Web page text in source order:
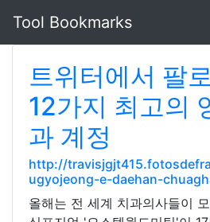
Tool Bookmarks
트위터에서 팔
12가지 최고의
과 계정
http://
ugyojeong-e-daehan-
올해는 전 세계 치과의사들이